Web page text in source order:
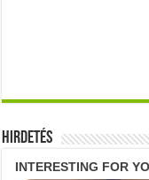
Hirdetés